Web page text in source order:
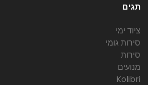
תגים
ציוד ימי
סירות גומי
סירות
מנועים
Kolibri